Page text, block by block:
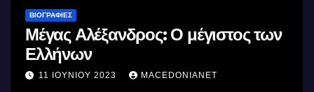
ΒΙΟΓΡΑΦΊΕΣ
Μέγας Αλέξανδρος: Ο μέγιστος των
Ελλήνων
11 ΙΟΥΝΊΟΥ 2023 MACEDONIANET